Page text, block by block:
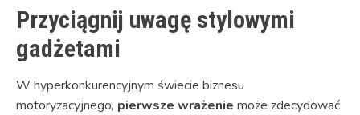
Przyciągnij uwagę stylowymi
gadżetami
W hyperkonkurencyjnym świecie biznesu
motoryzacyjnego, pierwsze wrażenie może zdecydować